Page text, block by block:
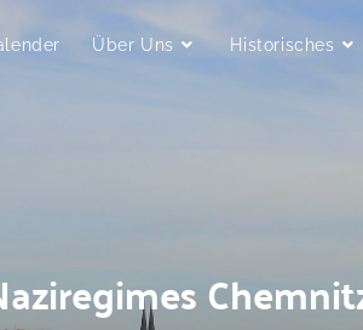
Über Uns Historisches